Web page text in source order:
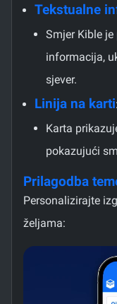
Tekstualne
Smjer Kible
informacija,
sjever.
Linija na karti:
Karta
pokazujući
Prilagodba
Personalizirajte
željama: